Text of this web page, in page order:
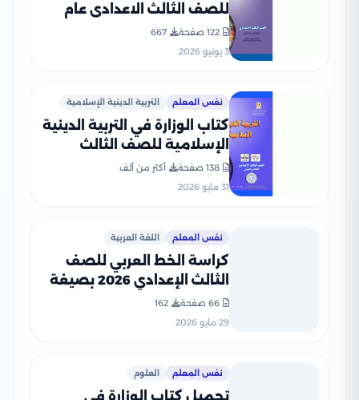
للصف الثالث الاعدادى عام
2026 PDF
122 صفحة
667
3 يونيو 2026
نفس المعلم التربية الدينية الإسلامية
كتاب الوزارة في التربية الدينية
الإسلامية للصف الثالث
الإعدادي 2026 بصيغة PDF
138 صفحة
أكثر من ألف
31 مايو 2026
نفس المعلم اللغة العربية
كراسة الخط العربي للصف
الثالث الإعدادي 2026 بصيغة
PDF
66 صفحة
162
29 مايو 2026
نفس المعلم العلوم
تحميل كتاب الوزارة فى